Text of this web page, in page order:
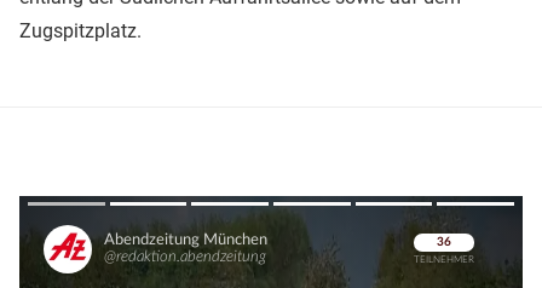
Zugspitzplatz.
Überspringen